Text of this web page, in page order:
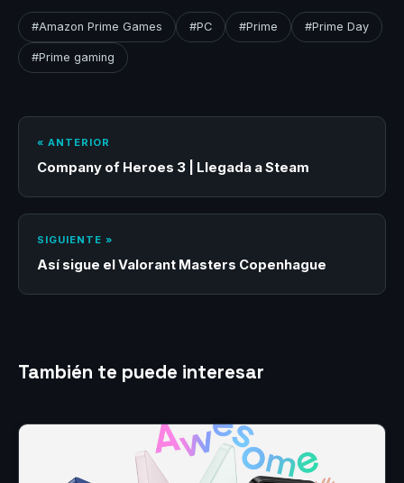
#Amazon Prime Games #PC #Prime #Prime Day
#Prime gaming
« ANTERIOR
Company of Heroes 3 | Llegada a Steam
SIGUIENTE »
Así sigue el Valorant Masters Copenhague
También te puede interesar